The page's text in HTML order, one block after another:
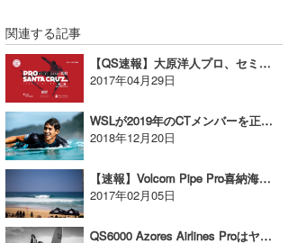
関連する記事
【QS速報】大原洋人プロ、セミファイナル進出！！QS3000 PRO SANTA CRUZ
2017年04月29日
WSLが2019年のCTメンバーを正式発表
2018年12月20日
【速報】Volcom Pipe Pro喜納海人、ケリースレーターも敗退。波乱のラウンド3
2017年02月05日
QS6000 Azores Airlines Proはヤゴ・ドラが優勝しQSランクを2位へ上げる